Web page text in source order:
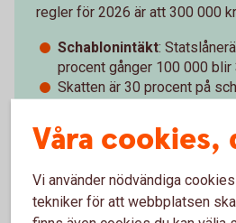
regler för 2026 är att 300 000
Schablonintäkt:
procent gånger 100 000 blir
Skatten är 30 procent på
procent.
Våra cookies,
Vi använder nödvändiga
tekniker för att webbplatsen